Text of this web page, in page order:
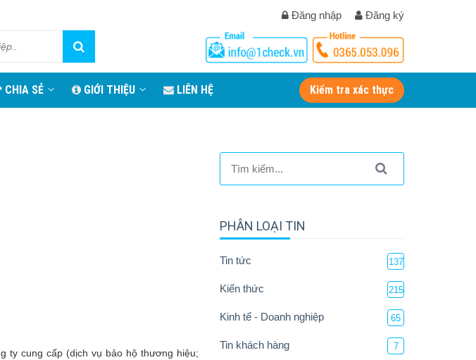
Đăng nhập Đăng ký
CHIA SẺ GIỚI THIỆU LIÊN HỆ Kiểm tra xác thực
ty cung cấp (dịch vụ bảo hộ thương hiệu;
PHÂN LOẠI TIN
Tin tức 137
Kiến thức 215
Kinh tế - Doanh nghiệp 65
Tin khách hàng 7